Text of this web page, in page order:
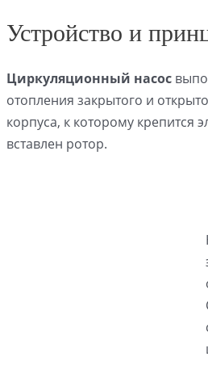
Устройство и
Циркуляционный насос
отопления закрытого и
корпуса, к которому крепится
вставлен ротор.